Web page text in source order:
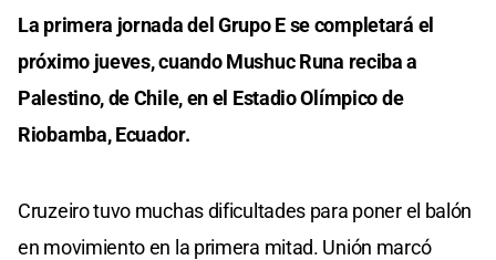
La primera jornada del Grupo E se completará el
próximo jueves, cuando Mushuc Runa reciba a
Palestino, de Chile, en el Estadio Olímpico de
Riobamba, Ecuador.
Cruzeiro tuvo muchas dificultades para poner el balón
en movimiento en la primera mitad. Unión marcó